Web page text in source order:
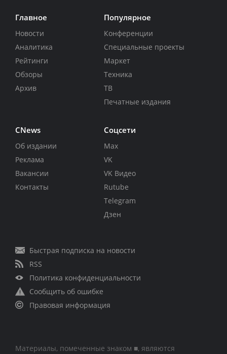
Главное
Новости
Аналитика
Рейтинги
Обзоры
Архив
Популярное
Конференции
Специальные проекты
Маркет
Техника
ТВ
Печатные издания
CNews
Об издании
Реклама
Вакансии
Контакты
Соцсети
Max
VK
VK Видео
Rutube
Telegram
Дзен
Быстрая подписка на новости
RSS
Политика конфиденциальности
Сообщить об ошибке
Правовая информация
Материалы, помеченные знаком ■, являются